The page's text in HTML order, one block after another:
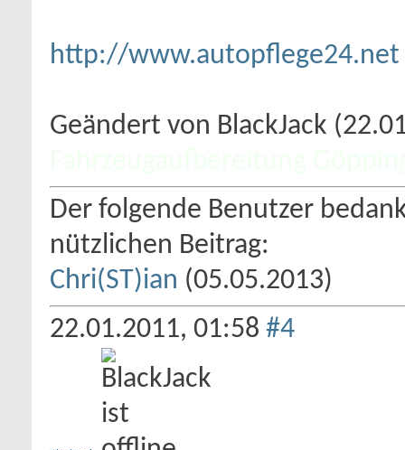
http://www.autopflege24.net
Geändert von BlackJack
Der folgende Benutzer
nützlichen Beitrag:
Chri(ST)ian (05.05.2013)
22.01.2011, 01:58 #4